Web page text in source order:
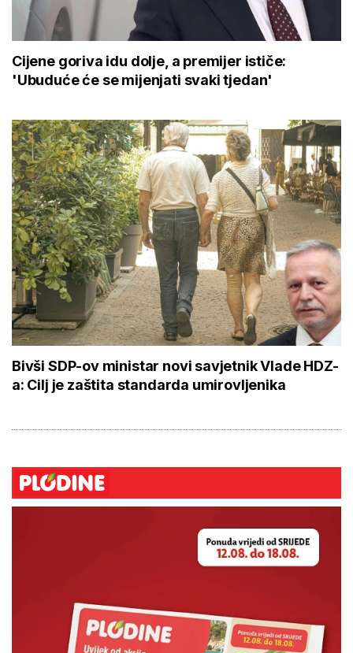
Cijene goriva idu dolje, a premijer ističe:
'Ubuduće će se mijenjati svaki tjedan'
Bivši SDP-ov ministar novi savjetnik Vlade HDZ-
a: Cilj je zaštita standarda umirovljenika